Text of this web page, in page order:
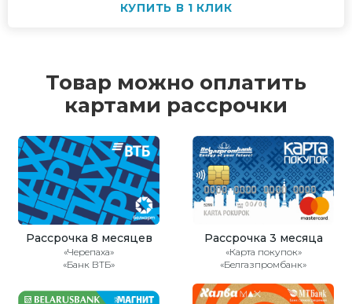
КУПИТЬ В 1 КЛИК
Товар можно оплатить
картами рассрочки
Рассрочка 8 месяцев
«Черепаха»
«Банк ВТБ»
Рассрочка 3 месяца
«Карта покупок»
«Белгазпромбанк»